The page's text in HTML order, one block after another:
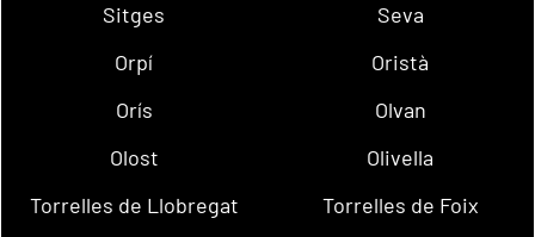
Sitges
Seva
Orpí
Oristà
Orís
Olvan
Olost
Olivella
Torrelles de Llobregat
Torrelles de Foix